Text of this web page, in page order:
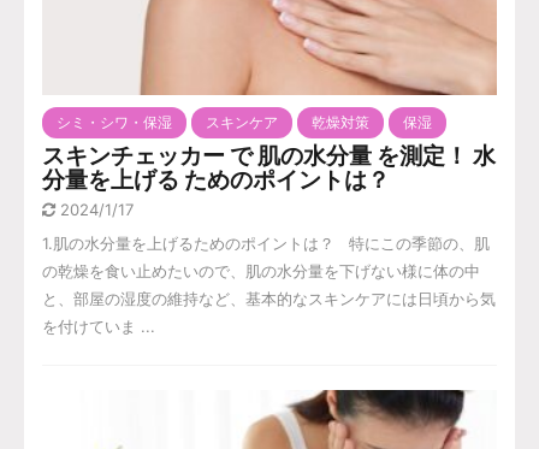
シミ・シワ・保湿 スキンケア 乾燥対策 保湿
スキンチェッカー で 肌の水分量 を測定！ 水
分量を上げる ためのポイントは？
2024/1/17
1.肌の水分量を上げるためのポイントは？ 特にこの季節の、肌
の乾燥を食い止めたいので、肌の水分量を下げない様に体の中
と、部屋の湿度の維持など、基本的なスキンケアには日頃から気
を付けていま ...